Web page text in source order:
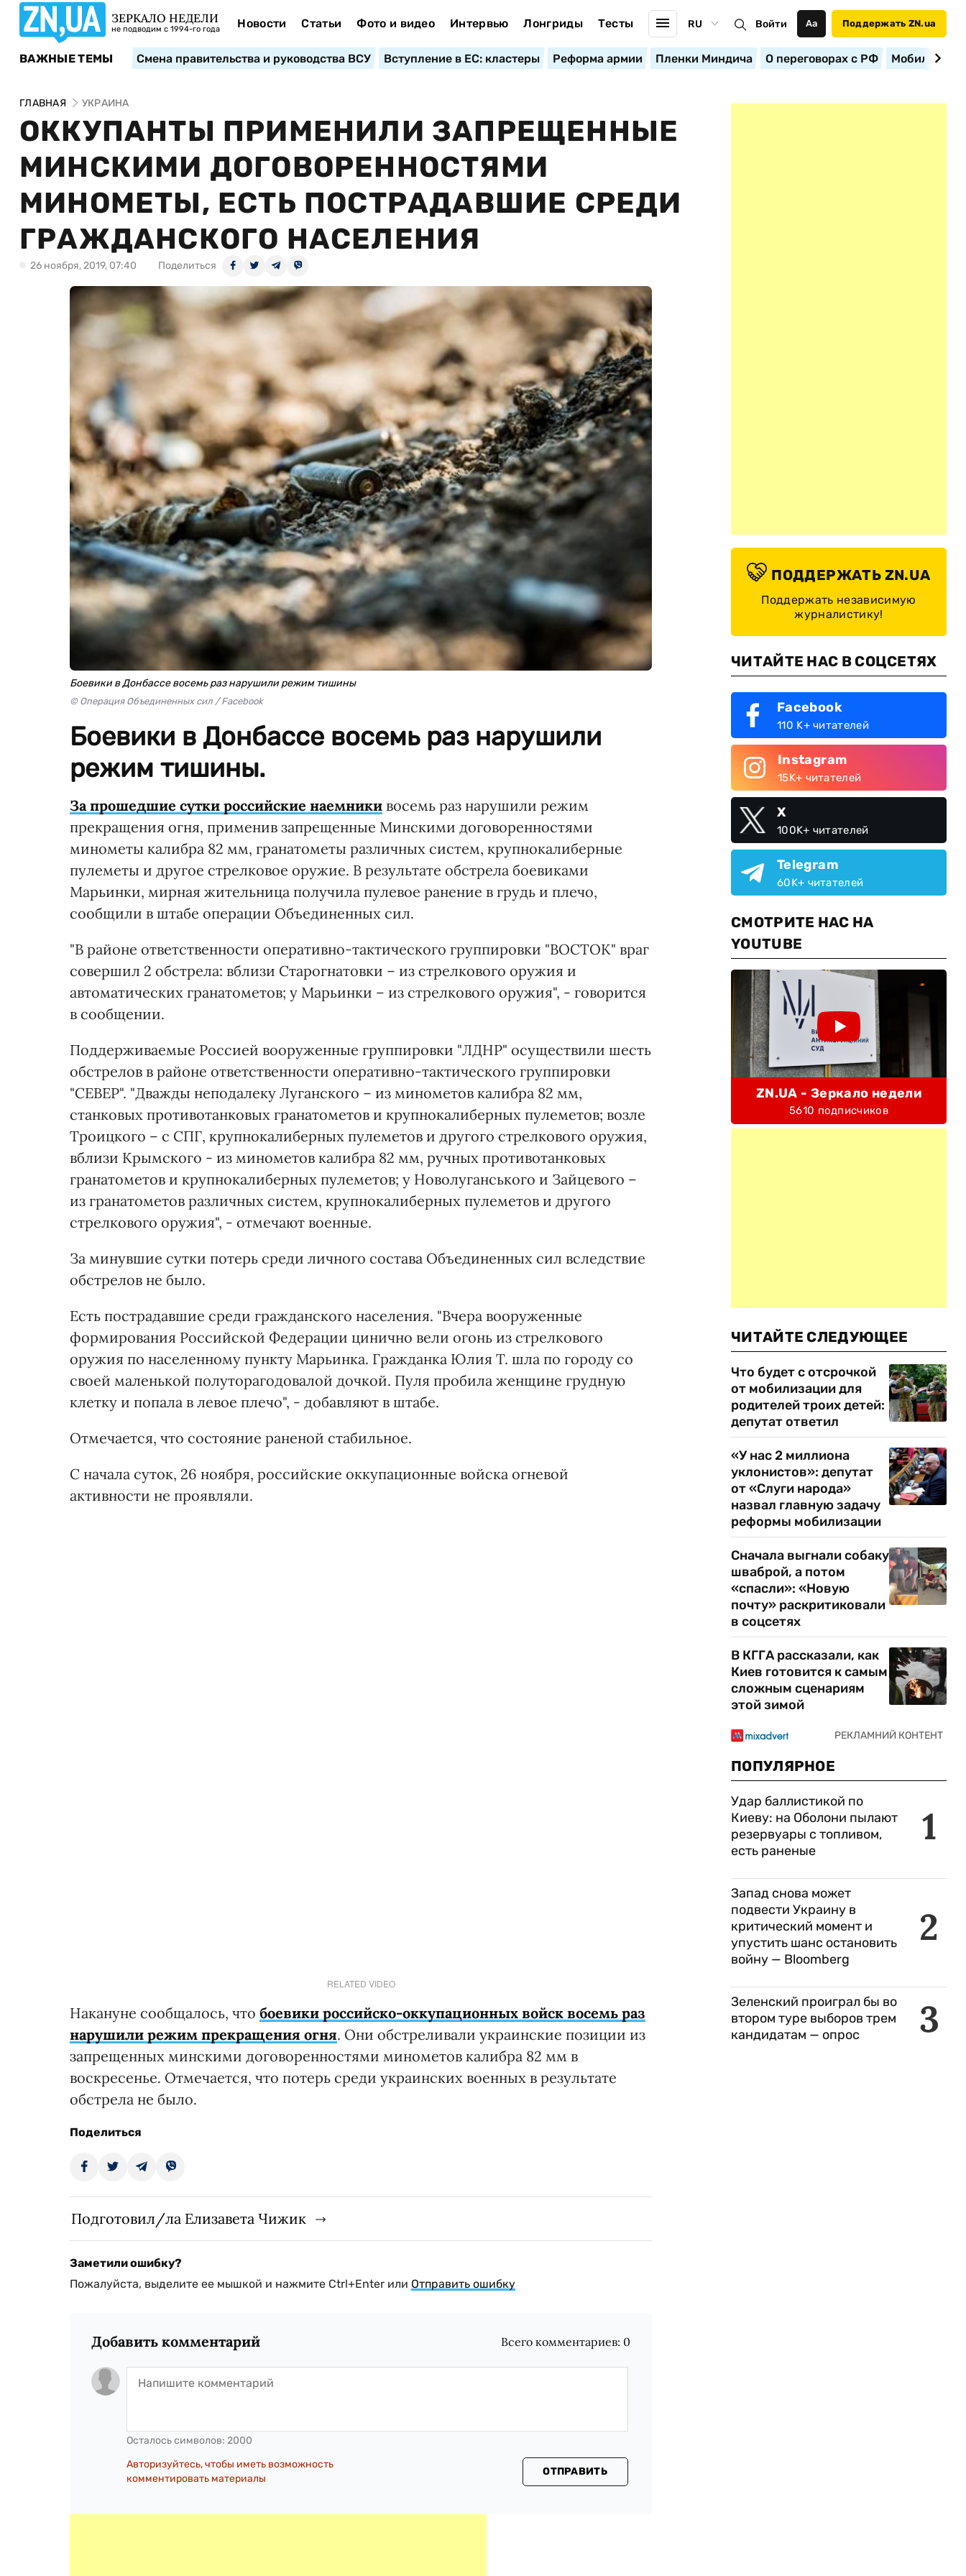
ЗЕРКАЛО НЕДЕЛИ
не подводим с 1994-го года Новости Статьи Фото и видео Интервью Лонгриды Тесты RU Войти Аа Поддержать ZN.ua
ВАЖНЫЕ ТЕМЫ Смена правительства и руководства ВСУ Вступление в ЕС: кластеры Реформа армии Пленки Миндича О переговорах с РФ
ГЛАВНАЯ УКРАИНА
ОККУПАНТЫ ПРИМЕНИЛИ ЗАПРЕЩЕННЫЕ
МИНСКИМИ ДОГОВОРЕННОСТЯМИ
МИНОМЕТЫ, ЕСТЬ ПОСТРАДАВШИЕ СРЕДИ
ГРАЖДАНСКОГО НАСЕЛЕНИЯ
26 ноября, 2019, 07:40 Поделиться
Боевики в Донбассе восемь раз нарушили режим тишины
© Операция Объединенных сил / Facebook
Боевики в Донбассе восемь раз нарушили
режим тишины.
За прошедшие сутки российские наемники восемь раз нарушили режим
прекращения огня, применив запрещенные Минскими договоренностями
минометы калибра 82 мм, гранатометы различных систем, крупнокалиберные
пулеметы и другое стрелковое оружие. В результате обстрела боевиками
Марьинки, мирная жительница получила пулевое ранение в грудь и плечо,
сообщили в штабе операции Объединенных сил.
"В районе ответственности оперативно-тактического группировки "ВОСТОК" враг
совершил 2 обстрела: вблизи Старогнатовки – из стрелкового оружия и
автоматических гранатометов; у Марьинки – из стрелкового оружия", - говорится
в сообщении.
Поддерживаемые Россией вооруженные группировки "ЛДНР" осуществили шесть
обстрелов в районе ответственности оперативно-тактического группировки
"СЕВЕР". "Дважды неподалеку Луганского – из минометов калибра 82 мм,
станковых противотанковых гранатометов и крупнокалиберных пулеметов; возле
Троицкого – с СПГ, крупнокалиберных пулеметов и другого стрелкового оружия,
вблизи Крымского - из минометов калибра 82 мм, ручных противотанковых
гранатометов и крупнокалиберных пулеметов; у Новолуганського и Зайцевого –
из гранатометов различных систем, крупнокалиберных пулеметов и другого
стрелкового оружия", - отмечают военные.
За минувшие сутки потерь среди личного состава Объединенных сил вследствие
обстрелов не было.
Есть пострадавшие среди гражданского населения. "Вчера вооруженные
формирования Российской Федерации цинично вели огонь из стрелкового
оружия по населенному пункту Марьинка. Гражданка Юлия Т. шла по городу со
своей маленькой полуторагодовалой дочкой. Пуля пробила женщине грудную
клетку и попала в левое плечо", - добавляют в штабе.
Отмечается, что состояние раненой стабильное.
С начала суток, 26 ноября, российские оккупационные войска огневой
активности не проявляли.
RELATED VIDEO
Накануне сообщалось, что боевики российско-оккупационных войск восемь раз
нарушили режим прекращения огня. Они обстреливали украинские позиции из
запрещенных минскими договоренностями минометов калибра 82 мм в
воскресенье. Отмечается, что потерь среди украинских военных в результате
обстрела не было.
Поделиться
Подготовил/ла Елизавета Чижик
Заметили ошибку?
Пожалуйста, выделите ее мышкой и нажмите Ctrl+Enter или Отправить ошибку
Добавить комментарий Всего комментариев: 0
Осталось символов: 2000
Авторизуйтесь, чтобы иметь возможность
комментировать материалы
ОТПРАВИТЬ
ПОДДЕРЖАТЬ ZN.UA
Поддержать независимую
журналистику!
ЧИТАЙТЕ НАС В СОЦСЕТЯХ
Facebook
110 K+ читателей
Instagram
15K+ читателей
X
100K+ читателей
Telegram
60K+ читателей
СМОТРИТЕ НАС НА
YOUTUBE
ZN.UA - Зеркало недели
5610 подписчиков
ЧИТАЙТЕ СЛЕДУЮЩЕЕ
Что будет с отсрочкой
от мобилизации для
родителей троих детей:
депутат ответил
«У нас 2 миллиона
уклонистов»: депутат
от «Слуги народа»
назвал главную задачу
реформы мобилизации
Сначала выгнали собаку
шваброй, а потом
«спасли»: «Новую
почту» раскритиковали
в соцсетях
В КГГА рассказали, как
Киев готовится к самым
сложным сценариям
этой зимой
ПОПУЛЯРНОЕ
1
Удар баллистикой по
Киеву: на Оболони пылают
резервуары с топливом,
есть раненые
2
Запад снова может
подвести Украину в
критический момент и
упустить шанс остановить
войну — Bloomberg
3
Зеленский проиграл бы во
втором туре выборов трем
кандидатам — опрос